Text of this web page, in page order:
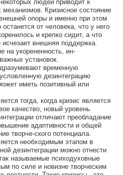
людей приводит к
Кризисное состояние
опоры и именно при этом
от человека, что у него
и крепко сидит, а что
исчезает внешняя поддержка.
на укорененность, ин-
установок.
временную
дезинтеграцию
иметь позитивный или
тогда, когда кризис является
качество, новый уровень
отличают преобладание
адаптивности и общей
творче-ского потенциала.
необходимым этапом в
дезинтеграции можно отнести
называемые психодуховные
по силе и новизне творческим